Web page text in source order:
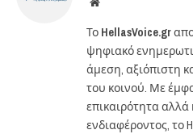
Το HellasVoice.gr
ψηφιακό
άμεση, αξιόπιστη
του κοινού. Με
επικαιρότητα αλλά
ενδιαφέροντος, το